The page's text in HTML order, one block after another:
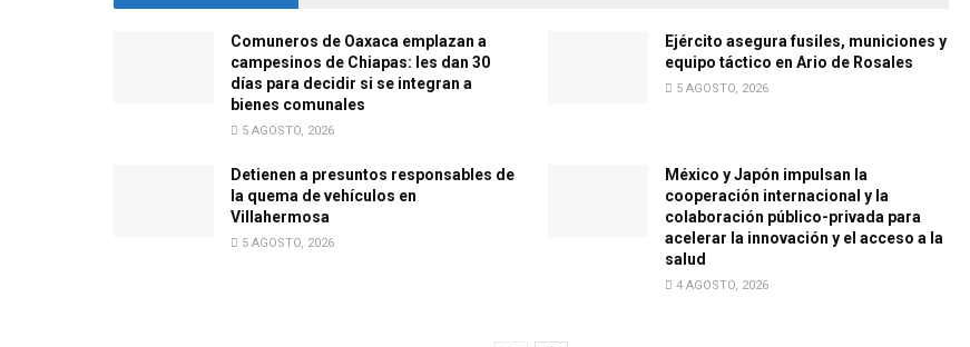
Comuneros de Oaxaca emplazan a
campesinos de Chiapas: les dan 30
días para decidir si se integran a
bienes comunales
5 AGOSTO, 2026
Ejército asegura fusiles, municiones y
equipo táctico en Ario de Rosales
5 AGOSTO, 2026
Detienen a presuntos responsables de
la quema de vehículos en
Villahermosa
5 AGOSTO, 2026
México y Japón impulsan la
cooperación internacional y la
colaboración público-privada para
acelerar la innovación y el acceso a la
salud
4 AGOSTO, 2026